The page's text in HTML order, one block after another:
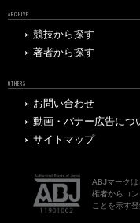
ARCHIVE
競技から探す
著者から探す
OTHERS
お問い合わせ
動画・バナー広告につ
サイトマップ
ABJマーク
権者からコ
ことを示す